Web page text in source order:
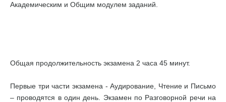
Академическим и Общим модулем заданий.
Общая продолжительность экзамена 2 часа 45 минут.
Первые три части экзамена - Аудирование, Чтение и Письмо
– проводятся в один день. Экзамен по Разговорной речи на